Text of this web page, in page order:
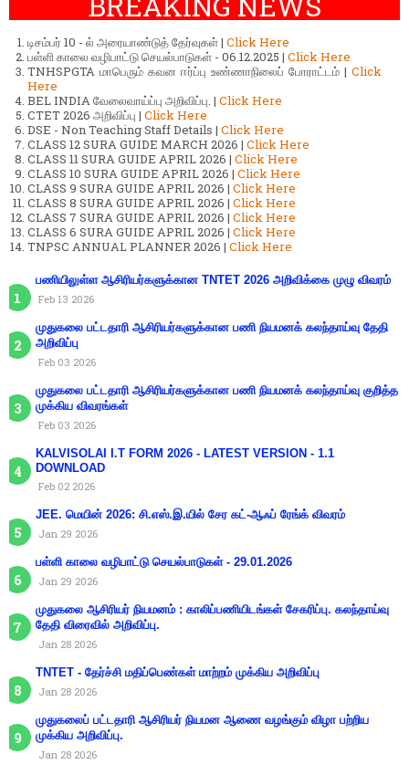
டிசம்பர் 10 - ல் அரையாண்டுத் தேர்வுகள் | Click Here
பள்ளி காலை வழிபாட்டு செயல்பாடுகள் - 06.12.2025 | Click Here
TNHSPGTA மாபெரும் கவன ஈர்ப்பு உண்ணாநிலைப் போராட்டம் | Click
Here
BEL INDIA வேலைவாய்ப்பு அறிவிப்பு. | Click Here
CTET 2026 அறிவிப்பு | Click Here
DSE - Non Teaching Staff Details | Click Here
CLASS 12 SURA GUIDE MARCH 2026 | Click Here
CLASS 11 SURA GUIDE APRIL 2026 | Click Here
CLASS 10 SURA GUIDE APRIL 2026 | Click Here
CLASS 9 SURA GUIDE APRIL 2026 | Click Here
CLASS 8 SURA GUIDE APRIL 2026 | Click Here
CLASS 7 SURA GUIDE APRIL 2026 | Click Here
CLASS 6 SURA GUIDE APRIL 2026 | Click Here
TNPSC ANNUAL PLANNER 2026 | Click Here
பணியிலுள்ள ஆசிரியர்களுக்கான TNTET 2026 அறிவிக்கை முழு விவரம்
Feb 13 2026
முதுகலை பட்டதாரி ஆசிரியர்களுக்கான பணி நியமனக் கலந்தாய்வு தேதி
அறிவிப்பு
Feb 03 2026
முதுகலை பட்டதாரி ஆசிரியர்களுக்கான பணி நியமனக் கலந்தாய்வு குறித்த
முக்கிய விவரங்கள்
Feb 03 2026
KALVISOLAI I.T FORM 2026 - LATEST VERSION - 1.1
DOWNLOAD
Feb 02 2026
JEE. மெயின் 2026: சி.எஸ்.இ.யில் சேர கட்-ஆஃப் ரேங்க் விவரம்
Jan 29 2026
பள்ளி காலை வழிபாட்டு செயல்பாடுகள் - 29.01.2026
Jan 29 2026
முதுகலை ஆசிரியர் நியமனம் : காலிப்பணியிடங்கள் சேகரிப்பு. கலந்தாய்வு
தேதி விரைவில் அறிவிப்பு.
Jan 28 2026
TNTET - தேர்ச்சி மதிப்பெண்கள் மாற்றம் முக்கிய அறிவிப்பு
Jan 28 2026
முதுகலைப் பட்டதாரி ஆசிரியர் நியமன ஆணை வழங்கும் விழா பற்றிய
முக்கிய அறிவிப்பு.
Jan 28 2026